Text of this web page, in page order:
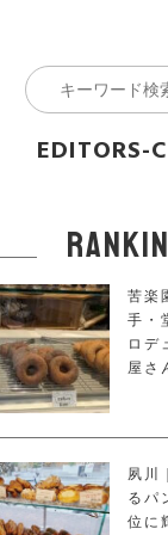
EDITORS-
苦楽
手・
ロデ
屋さ
夙川
るパ
位に